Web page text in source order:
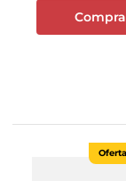
Oferta